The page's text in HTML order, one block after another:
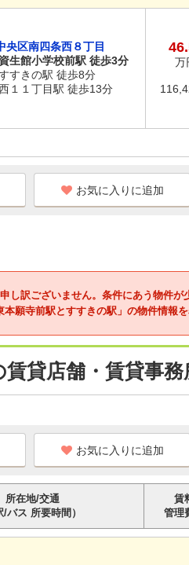
央区南四条西８丁目
生館小学校前駅 徒歩3分
すきの駅 徒歩8分
１１丁目駅 徒歩13分
万
お気に入りに追加
申し訳ございません。条件にあう物件が
本願寺前駅とすすきの駅」の物件情報を
貸店舗・賃貸事
お気に入りに追加
所在地/交通
/バス 所要時間）
賃
管理